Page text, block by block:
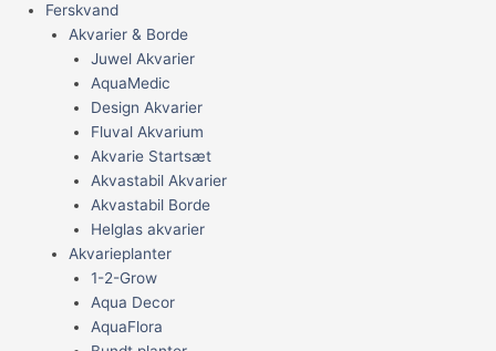
Ferskvand
Akvarier & Borde
Juwel Akvarier
AquaMedic
Design Akvarier
Fluval Akvarium
Akvarie Startsæt
Akvastabil Akvarier
Akvastabil Borde
Helglas akvarier
Akvarieplanter
1-2-Grow
Aqua Decor
AquaFlora